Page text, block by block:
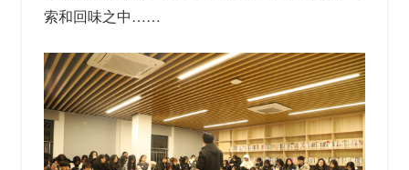
索和回味之中……